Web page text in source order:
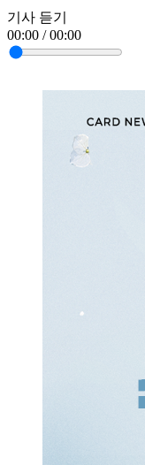
기사 듣기
00:00 / 00:00